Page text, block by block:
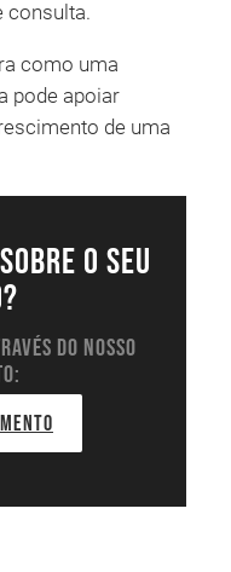
consulta.
como uma
pode apoiar
de uma
o seu
do nosso